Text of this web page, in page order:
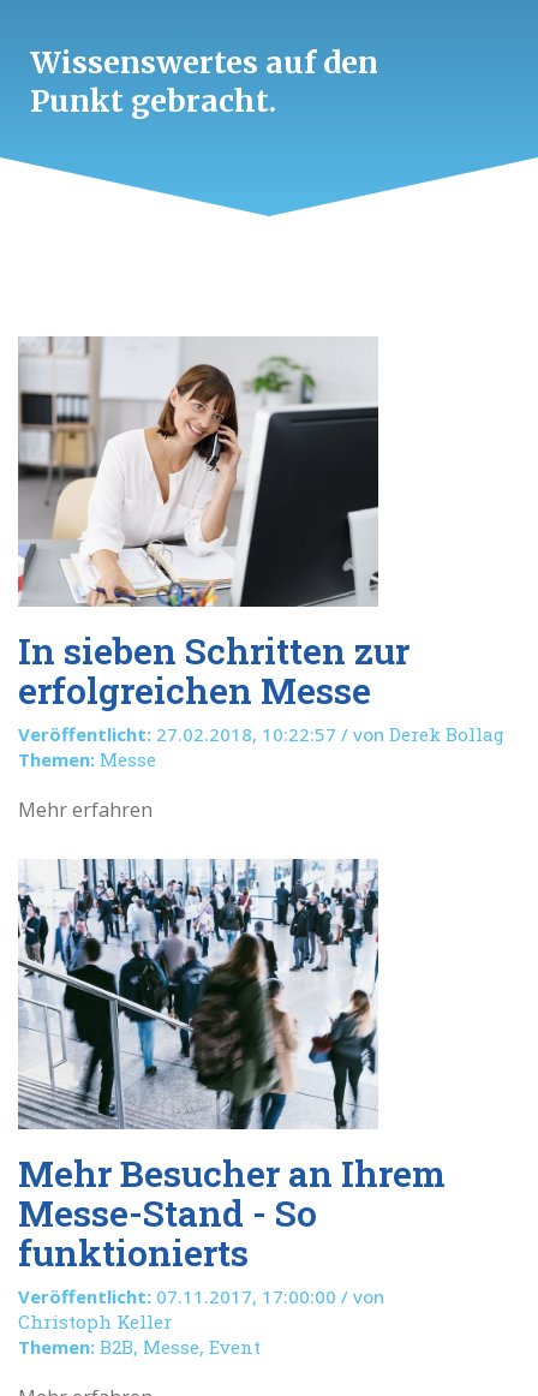
Wissenswertes auf den
Punkt gebracht.
In sieben Schritten zur
erfolgreichen Messe
Veröffentlicht: 27.02.2018, 10:22:57 / von Derek Bollag
Themen: Messe
Mehr erfahren
​Mehr Besucher an Ihrem
Messe-Stand - So
funktionierts
Veröffentlicht: 07.11.2017, 17:00:00 / von
Christoph Keller
Themen: B2B, Messe, Event